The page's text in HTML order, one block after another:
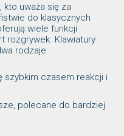
uważa się za
do klasycznych
wiele funkcji
rozgrywek. Klawiatury
rodzaje:
szybkim czasem reakcji i
polecane do bardziej